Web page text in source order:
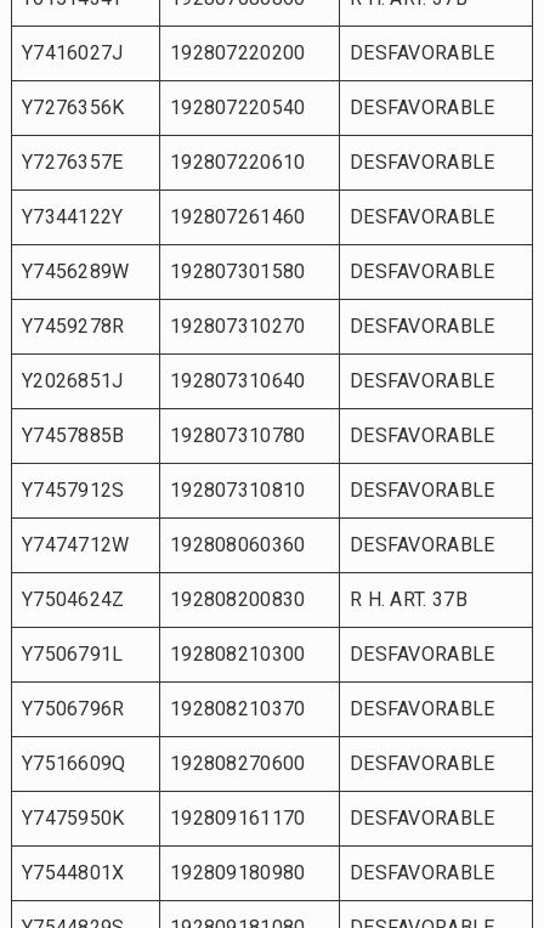
Y7416027J 192807220200 DESFAVORABLE
Y7276356K 192807220540 DESFAVORABLE
Y7276357E 192807220610 DESFAVORABLE
Y7344122Y 192807261460 DESFAVORABLE
Y7456289W 192807301580 DESFAVORABLE
Y7459278R 192807310270 DESFAVORABLE
Y2026851J 192807310640 DESFAVORABLE
Y7457885B 192807310780 DESFAVORABLE
Y7457912S 192807310810 DESFAVORABLE
Y7474712W 192808060360 DESFAVORABLE
Y7504624Z 192808200830 R H. ART. 37B
Y7506791L 192808210300 DESFAVORABLE
Y7506796R 192808210370 DESFAVORABLE
Y7516609Q 192808270600 DESFAVORABLE
Y7475950K 192809161170 DESFAVORABLE
Y7544801X 192809180980 DESFAVORABLE